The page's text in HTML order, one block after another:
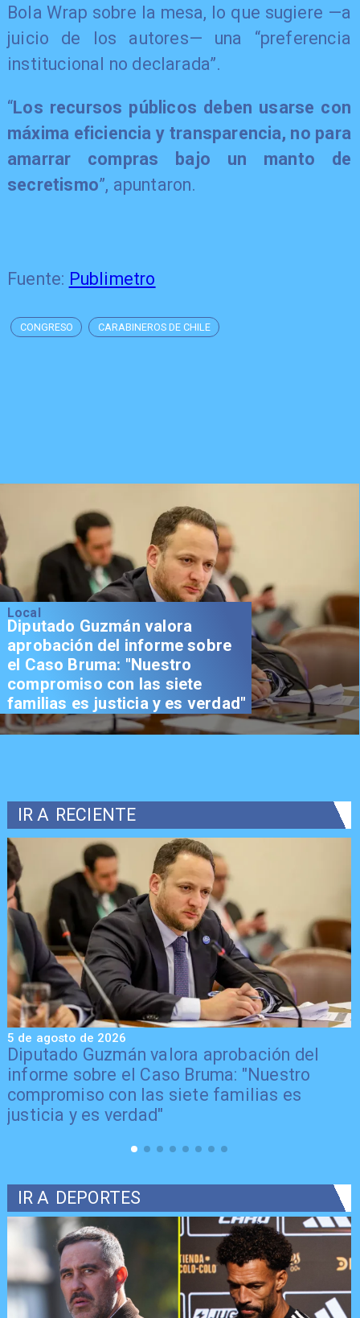
Bola Wrap sobre la mesa, lo que sugiere —a
juicio de los autores— una “preferencia
institucional no declarada”.
“Los recursos públicos deben usarse con
máxima eficiencia y transparencia, no para
amarrar compras bajo un manto de
secretismo”, apuntaron.
Fuente: Publimetro
CONGRESO CARABINEROS DE CHILE
Local
Diputado Guzmán valora
aprobación del informe sobre
el Caso Bruma: "Nuestro
compromiso con las siete
familias es justicia y es verdad"
IR A RECIENTE
Diputado Guzmán valora aprobación del
informe sobre el Caso Bruma: "Nuestro
compromiso con las siete familias es
justicia y es verdad"
5 de agosto de 2026
IR A DEPORTES